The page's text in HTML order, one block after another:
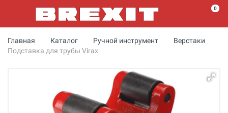
0
Главная Каталог Ручной инструмент
Верстаки
Подставка для трубы Virax